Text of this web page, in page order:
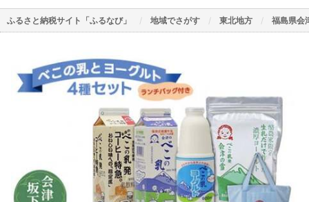
ふるさと納税サイト「ふるなび」 地域でさがす 東北地方 福島県会